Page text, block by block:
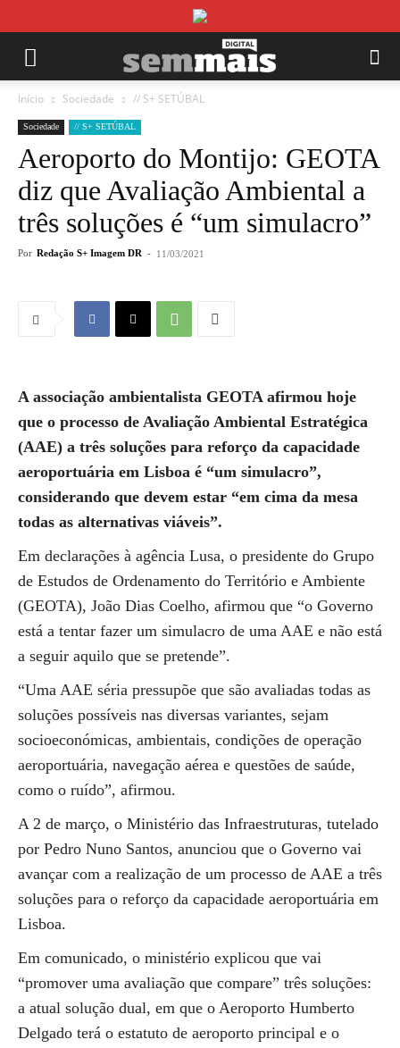
Início Sociedade // S+ SETÚBAL
Sociedade // S+ SETÚBAL
Aeroporto do Montijo: GEOTA
diz que Avaliação Ambiental a
três soluções é “um simulacro”
Por Redação S+ Imagem DR - 11/03/2021
A associação ambientalista GEOTA afirmou hoje
que o processo de Avaliação Ambiental Estratégica
(AAE) a três soluções para reforço da capacidade
aeroportuária em Lisboa é “um simulacro”,
considerando que devem estar “em cima da mesa
todas as alternativas viáveis”.
Em declarações à agência Lusa, o presidente do Grupo
de Estudos de Ordenamento do Território e Ambiente
(GEOTA), João Dias Coelho, afirmou que “o Governo
está a tentar fazer um simulacro de uma AAE e não está
a seguir aquilo que se pretende”.
“Uma AAE séria pressupõe que são avaliadas todas as
soluções possíveis nas diversas variantes, sejam
socioeconómicas, ambientais, condições de operação
aeroportuária, navegação aérea e questões de saúde,
como o ruído”, afirmou.
A 2 de março, o Ministério das Infraestruturas, tutelado
por Pedro Nuno Santos, anunciou que o Governo vai
avançar com a realização de um processo de AAE a três
soluções para o reforço da capacidade aeroportuária em
Lisboa.
Em comunicado, o ministério explicou que vai
“promover uma avaliação que compare” três soluções:
a atual solução dual, em que o Aeroporto Humberto
Delgado terá o estatuto de aeroporto principal e o